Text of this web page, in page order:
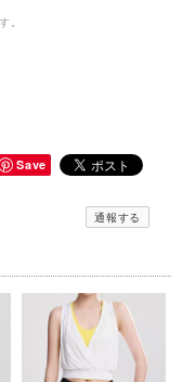
。
Save
通報する